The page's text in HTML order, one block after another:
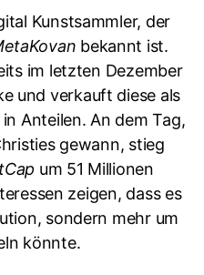
Kunstsammler, der
bekannt ist.
im letzten Dezember
und verkauft diese als
Anteilen. An dem Tag,
gewann, stieg
um 51 Millionen
zeigen, dass es
sondern mehr um
könnte.